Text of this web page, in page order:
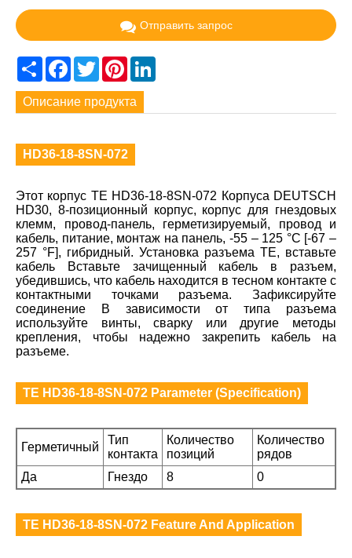
Отправить запрос
ShareFacebook
TwitterPinterest
Описание продукта
HD36-18-8SN-072
Этот корпус TE HD36-18-8SN-072 Корпуса DEUTSCH
HD30, 8-позиционный корпус, корпус для гнездовых
клемм, провод-панель, герметизируемый, провод и
кабель, питание, монтаж на панель, -55 – 125 °C [-67 –
257 °F], гибридный. Установка разъема TE, вставьте
кабель Вставьте зачищенный кабель в разъем,
убедившись, что кабель находится в тесном контакте с
контактными точками разъема. Зафиксируйте
соединение В зависимости от типа разъема
используйте винты, сварку или другие методы
крепления, чтобы надежно закрепить кабель на
разъеме.
TE HD36-18-8SN-072 Parameter (Specification)
Герметичный
Тип
контакта
Количество
позиций
Количество
рядов
Да
Гнездо 8 0
TE HD36-18-8SN-072 Feature And Application